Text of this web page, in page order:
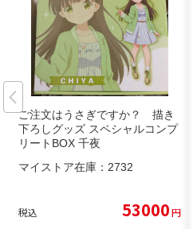
ご注文はうさぎですか？ 描き
下ろしグッズ スペシャルコンプ
リートBOX 千夜
マイストア在庫： 2732
税込 53000円